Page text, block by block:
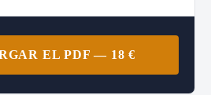
EL PDF — 18 €